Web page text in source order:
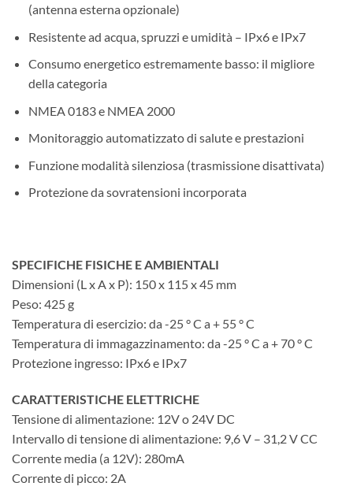
(antenna esterna opzionale)
Resistente ad acqua, spruzzi e umidità – IPx6 e IPx7
Consumo energetico estremamente basso: il migliore
della categoria
NMEA 0183 e NMEA 2000
Monitoraggio automatizzato di salute e prestazioni
Funzione modalità silenziosa (trasmissione disattivata)
Protezione da sovratensioni incorporata
SPECIFICHE FISICHE E AMBIENTALI
Dimensioni (L x A x P): 150 x 115 x 45 mm
Peso: 425 g
Temperatura di esercizio: da -25 ° C a + 55 ° C
Temperatura di immagazzinamento: da -25 ° C a + 70 ° C
Protezione ingresso: IPx6 e IPx7
CARATTERISTICHE ELETTRICHE
Tensione di alimentazione: 12V o 24V DC
Intervallo di tensione di alimentazione: 9,6 V – 31,2 V CC
Corrente media (a 12V): 280mA
Corrente di picco: 2A